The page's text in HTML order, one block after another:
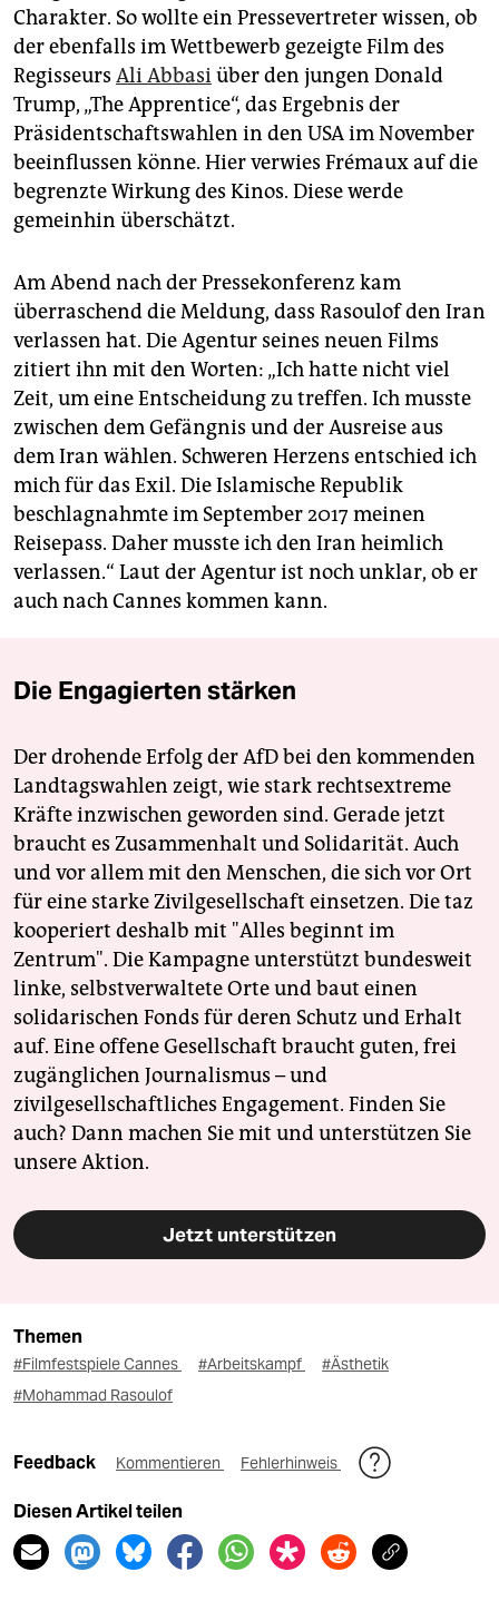
Charakter. So wollte ein Pressevertreter wissen, ob
der ebenfalls im Wettbewerb gezeigte Film des
Regisseurs Ali Abbasiüber den jungen Donald
Trump, „The Apprentice“, das Ergebnis der
Präsidentschaftswahlen in den USA im November
beeinflussen könne. Hier verwies Frémaux auf die
begrenzte Wirkung des Kinos. Diese werde
gemeinhin überschätzt.
Am Abend nach der Pressekonferenz kam
überraschend die Meldung, dass Rasoulof den Iran
verlassen hat. Die Agentur seines neuen Films
zitiert ihn mit den Worten: „Ich hatte nicht viel
Zeit, um eine Entscheidung zu treffen. Ich musste
zwischen dem Gefängnis und der Ausreise aus
dem Iran wählen. Schweren Herzens entschied ich
mich für das Exil. Die Islamische Republik
beschlagnahmte im September 2017 meinen
Reisepass. Daher musste ich den Iran heimlich
verlassen.“ Laut der Agentur ist noch unklar, ob er
auch nach Cannes kommen kann.
Die Engagierten stärken
Der drohende Erfolg der AfD bei den kommenden
Landtagswahlen zeigt, wie stark rechtsextreme
Kräfte inzwischen geworden sind. Gerade jetzt
braucht es Zusammenhalt und Solidarität. Auch
und vor allem mit den Menschen, die sich vor Ort
für eine starke Zivilgesellschaft einsetzen. Die taz
kooperiert deshalb mit "Alles beginnt im
Zentrum". Die Kampagne unterstützt bundesweit
linke, selbstverwaltete Orte und baut einen
solidarischen Fonds für deren Schutz und Erhalt
auf. Eine offene Gesellschaft braucht guten, frei
zugänglichen Journalismus – und
zivilgesellschaftliches Engagement. Finden Sie
auch? Dann machen Sie mit und unterstützen Sie
unsere Aktion.
Jetzt unterstützen
Themen
#Filmfestspiele Cannes #Arbeitskampf
#Ästhetik
#Mohammad Rasoulof
Feedback Kommentieren Fehlerhinweis
Diesen Artikel teilen